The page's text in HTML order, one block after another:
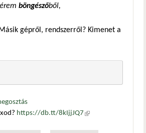
böngészőből,
gépről, rendszerről? Kimenet a
https://db.tt/8kIjjJQ7 (külső